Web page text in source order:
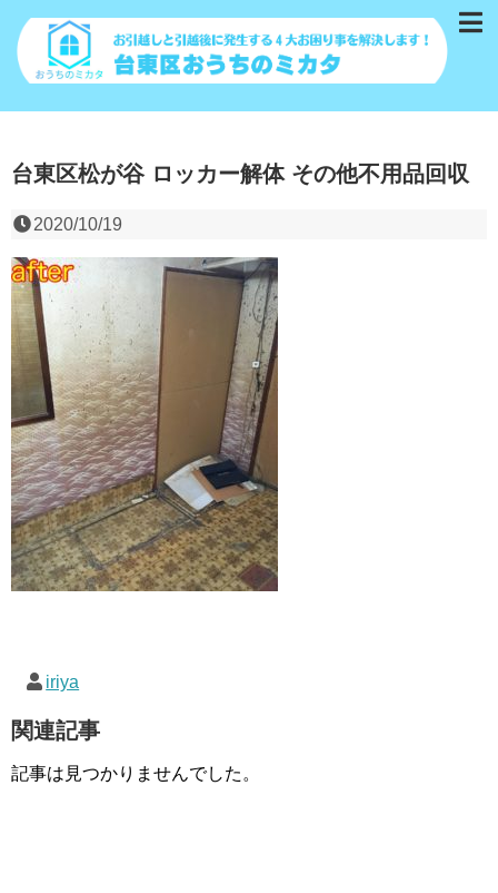
台東区松が谷 ロッカー解体 その他不用品回収
2020/10/19
iriya
関連記事
記事は見つかりませんでした。